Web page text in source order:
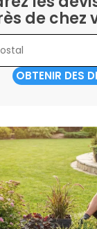
de chez
OBTENIR DES